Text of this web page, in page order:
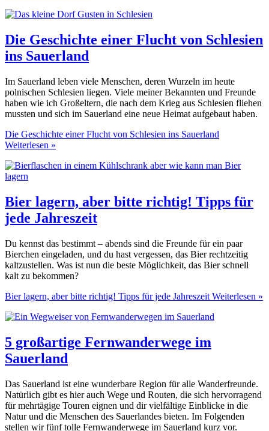
Die Geschichte einer Flucht von Schlesien
ins Sauerland
Im Sauerland leben viele Menschen, deren Wurzeln im heute
polnischen Schlesien liegen. Viele meiner Bekannten und Freunde
haben wie ich Großeltern, die nach dem Krieg aus Schlesien fliehen
mussten und sich im Sauerland eine neue Heimat aufgebaut haben.
Die Geschichte einer Flucht von Schlesien ins Sauerland
Weiterlesen »
Bier lagern, aber bitte richtig! Tipps für
jede Jahreszeit
Du kennst das bestimmt – abends sind die Freunde für ein paar
Bierchen eingeladen, und du hast vergessen, das Bier rechtzeitig
kaltzustellen. Was ist nun die beste Möglichkeit, das Bier schnell
kalt zu bekommen?
Bier lagern, aber bitte richtig! Tipps für jede Jahreszeit Weiterlesen »
5 großartige Fernwanderwege im
Sauerland
Das Sauerland ist eine wunderbare Region für alle Wanderfreunde.
Natürlich gibt es hier auch Wege und Routen, die sich hervorragend
für mehrtägige Touren eignen und dir vielfältige Einblicke in die
Natur und die Menschen des Sauerlandes bieten. Im Folgenden
stellen wir fünf tolle Fernwanderwege im Sauerland kurz vor.